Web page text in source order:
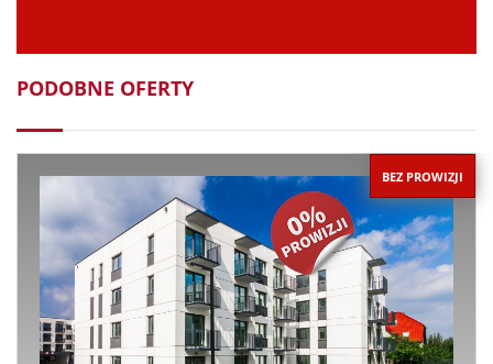
PODOBNE OFERTY
BEZ PROWIZJI